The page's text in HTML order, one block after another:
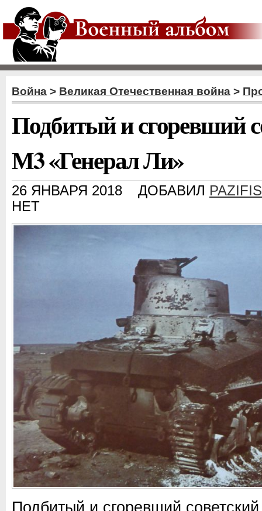
Война > Великая Отечественная война >
Подбитый и сгоревший
М3 «Генерал Ли»
26 ЯНВАРЯ 2018 ДОБАВИЛ
НЕТ
Подбитый и сгоревший